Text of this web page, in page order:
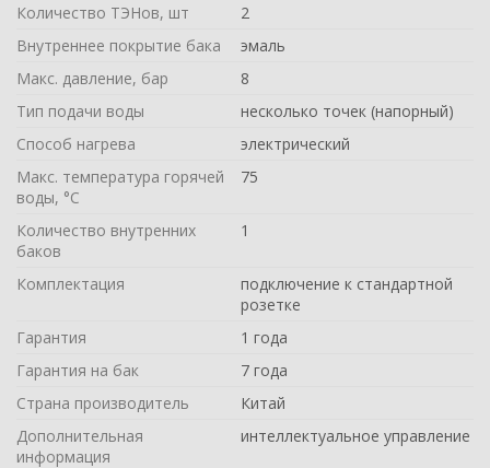
Количество ТЭНов, шт
2
Внутреннее покрытие бака
эмаль
Макс. давление, бар
8
Тип подачи воды
несколько точек (напорный)
Способ нагрева
электрический
Макс. температура горячей
воды, °С
75
Количество внутренних
баков
1
Комплектация
подключение к стандартной
розетке
Гарантия
1 года
Гарантия на бак
7 года
Страна производитель
Китай
Дополнительная
информация
интеллектуальное управление